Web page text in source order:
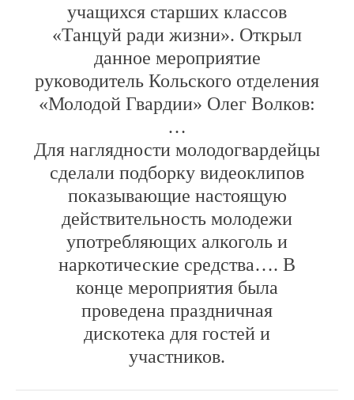
учащихся старших классов
«Танцуй ради жизни». Открыл
данное мероприятие
руководитель Кольского отделения
«Молодой Гвардии» Олег Волков:
…
Для наглядности молодогвардейцы
сделали подборку видеоклипов
показывающие настоящую
действительность молодежи
употребляющих алкоголь и
наркотические средства…. В
конце мероприятия была
проведена праздничная
дискотека для гостей и
участников.